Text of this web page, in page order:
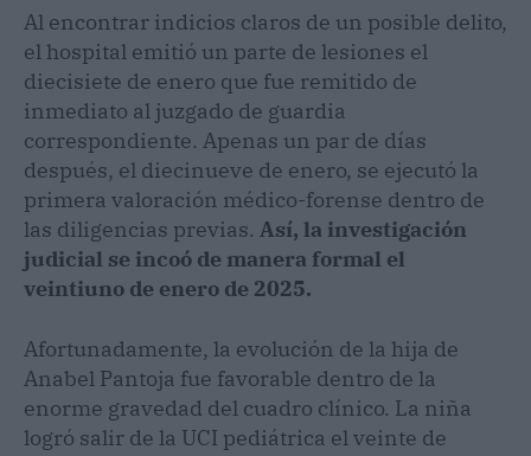
Al encontrar indicios claros de un posible delito,
el hospital emitió un parte de lesiones el
diecisiete de enero que fue remitido de
inmediato al juzgado de guardia
correspondiente. Apenas un par de días
después, el diecinueve de enero, se ejecutó la
primera valoración médico-forense dentro de
las diligencias previas. Así, la investigación
judicial se incoó de manera formal el
veintiuno de enero de 2025.
Afortunadamente, la evolución de la hija de
Anabel Pantoja fue favorable dentro de la
enorme gravedad del cuadro clínico. La niña
logró salir de la UCI pediátrica el veinte de